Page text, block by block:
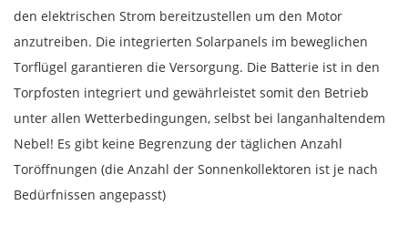
den elektrischen Strom bereitzustellen um den Motor
anzutreiben. Die integrierten Solarpanels im beweglichen
Torflügel garantieren die Versorgung. Die Batterie ist in den
Torpfosten integriert und gewährleistet somit den Betrieb
unter allen Wetterbedingungen, selbst bei langanhaltendem
Nebel! Es gibt keine Begrenzung der täglichen Anzahl
Toröffnungen (die Anzahl der Sonnenkollektoren ist je nach
Bedürfnissen angepasst)